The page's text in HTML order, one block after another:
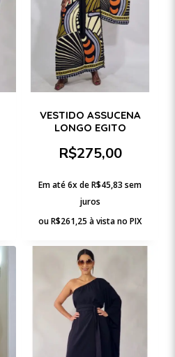
VESTIDO ASSUCENA
LONGO EGITO
R$275,00
Em até 6x deR$45,83 sem
juros
ouR$261,25 à vista no PIX